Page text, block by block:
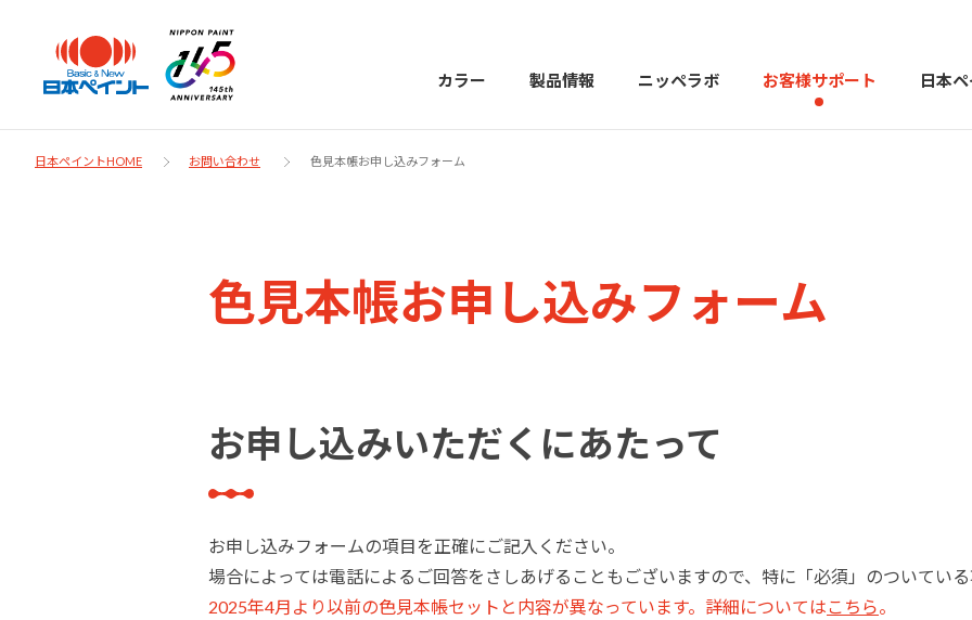
カラー 製品情報
製品情報
建築・重防食・自動車補修用の各分野で、
幅広い製品ラインナップをご用意していま
建築用塗料
製品特集
ニッペラボ
ニッペラボ
知っておくべき塗料・塗装の基礎知識をご
カラーコーディネーター戸建ておすすめ配色
用語集
お客様サポート
お客様サポー
お問い合わせにあたっては、まずは「よく
販売店様向けサイト
日本
日本ペイントグループの一員として、建築
のネットワークを通じて、卓越した塗料の
意匠性とコーティング技術をご提供してま
トップメッセージ
ご利用にあたって 個人情報の取扱
日本ペイントHOME お問い合わせ 色見本帳お申し込みフォーム
色見本帳お申し込みフォーム
お申し込みいただくにあたって
お申し込みフォームの項目を正確にご記入ください。
場合によっては電話によるご回答をさしあげることもございますので、特に「必須」のついてい
2025年4月より以前の色見本帳セットと内容が異なっています。詳細については こちら。